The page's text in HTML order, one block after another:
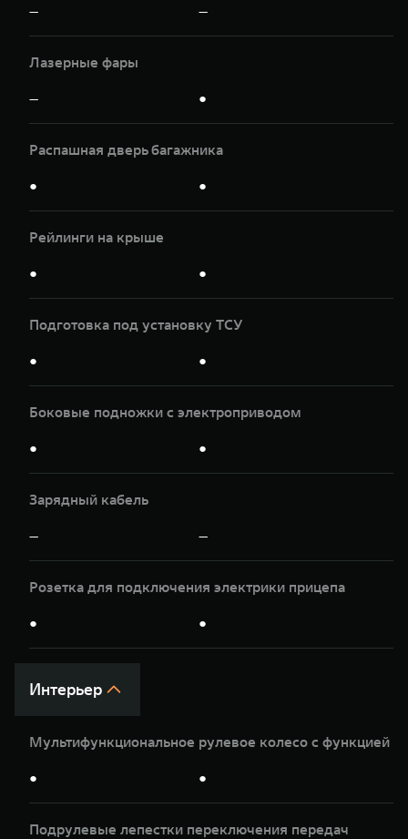
— —
Лазерные фары
— ●
Распашная дверь багажника
● ●
Рейлинги на крыше
● ●
Подготовка под установку ТСУ
● ●
Боковые подножки с электроприводом
● ●
Зарядный кабель
— —
Розетка для подключения электрики прицепа
● ●
Интерьер
Мультифункциональное рулевое колесо с функцией
● ●
Подрулевые лепестки переключения передач